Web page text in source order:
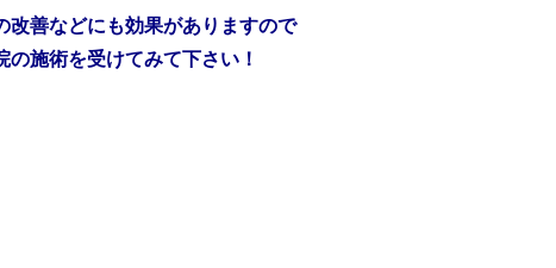
改善などにも効果がありますので
施術を受けてみて下さい！